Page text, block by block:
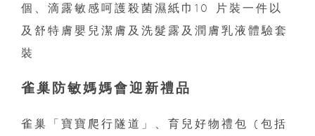
個、滴露敏感呵護殺菌濕紙巾10 片裝一件以
及舒特膚嬰兒潔膚及洗髮露及潤膚乳液體驗套
裝
雀巢防敏媽媽會迎新禮品
雀巢「寶寶爬行隧道」、育兒好物禮包 (包括